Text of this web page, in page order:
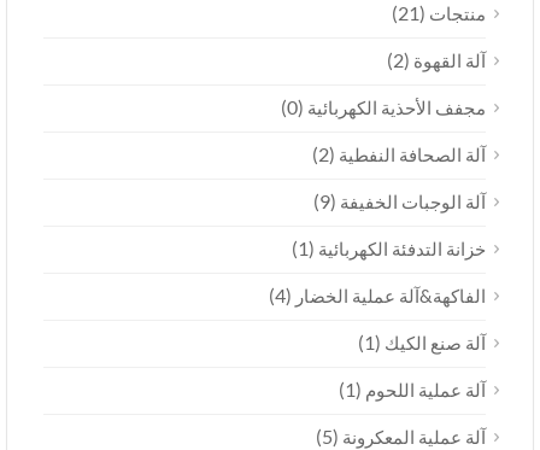
منتجات(21)
آلة القهوة(2)
مجفف الأحذية الكهربائية(0)
آلة الصحافة النفطية(2)
آلة الوجبات الخفيفة(9)
خزانة التدفئة الكهربائية(1)
الفاكهة&آلة عملية الخضار(4)
آلة صنع الكيك(1)
آلة عملية اللحوم(1)
آلة عملية المعكرونة(5)